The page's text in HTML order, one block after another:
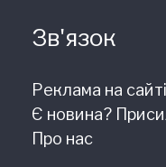
Зв'язок
Реклама на сайті
Є новина?
Про нас